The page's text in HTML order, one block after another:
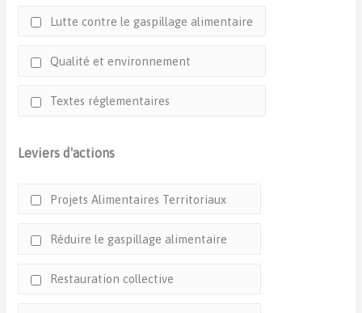
Lutte contre le gaspillage alimentaire
Qualité et environnement
Textes réglementaires
Leviers d'actions
Projets Alimentaires Territoriaux
Réduire le gaspillage alimentaire
Restauration collective